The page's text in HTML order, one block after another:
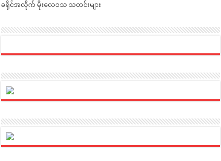
ခရိုင်အလိုက် မိုးလေဝသ သတင်းများ